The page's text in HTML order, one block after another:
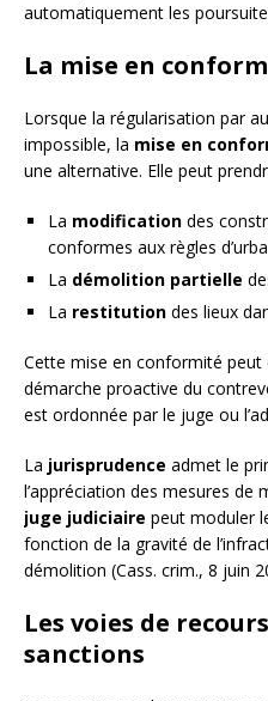
automatiquement les
La mise en
Lorsque la régularisation par
impossible, la mise en
une alternative. Elle peut
La modification des
conformes aux règles
La démolition partielle
La restitution des lieux
Cette mise en conformité
démarche proactive du
est ordonnée par le juge ou
La jurisprudence admet le
l’appréciation des mesures de
juge judiciaire peut moduler
fonction de la gravité de
démolition (Cass. crim., 8 juin
Les voies de
sanctions